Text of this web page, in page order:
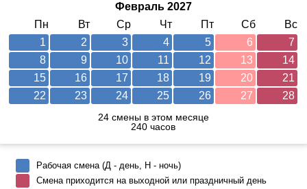
Февраль 2027
Пн
Вт Ср Чт Пт Сб
Вс
1
2 3 4 5 6
7
8
9 10 11 12 13
14
15
16 17 18 19 20
21
22
23 24 25 26 27 28
24 смены в этом месяце
240 часов
Рабочая смена (Д - день, Н - ночь)
Смена приходится на выходной или праздничный день